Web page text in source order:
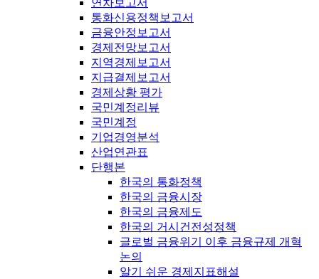
연차보고서
통화신용정책보고서
금융안정보고서
경제전망보고서
지역경제보고서
지급결제보고서
경제상황 평가
국민계정리뷰
국민계정
기업경영분석
산업연관표
단행본
한국의 통화정책
한국의 금융시장
한국의 금융제도
한국의 거시건전성정책
글로벌 금융위기 이후 금융규제 개혁
논의
알기 쉬운 경제지표해설